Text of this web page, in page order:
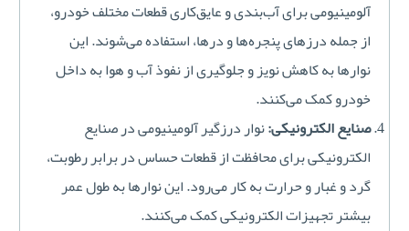
آلومینیومی برای آب‌بندی و عایق‌کاری قطعات مختلف خودرو،
از جمله درزهای پنجره‌ها و درها، استفاده می‌شوند. این
نوارها به کاهش نویز و جلوگیری از نفوذ آب و هوا به داخل
خودرو کمک می‌کنند.
صنایع الکترونیکی:نوار درزگیر آلومینیومی در صنایع
الکترونیکی برای محافظت از قطعات حساس در برابر رطوبت،
گرد و غبار و حرارت به کار می‌رود. این نوارها به طول عمر
بیشتر تجهیزات الکترونیکی کمک می‌کنند.